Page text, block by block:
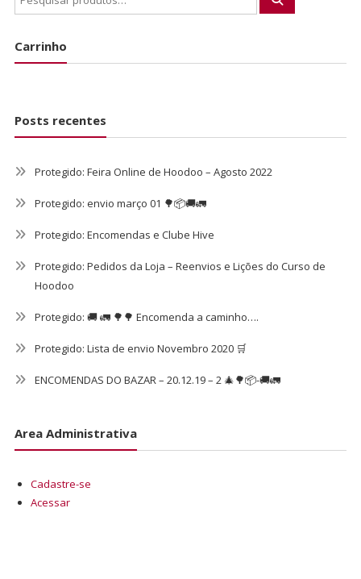
Carrinho
Posts recentes
Protegido: Feira Online de Hoodoo – Agosto 2022
Protegido: envio março 01 🌳📦🚚🚛
Protegido: Encomendas e Clube Hive
Protegido: Pedidos da Loja – Reenvios e Lições do Curso de
Hoodoo
Protegido: 🚚 🚛 🌳🌳 Encomenda a caminho….
Protegido: Lista de envio Novembro 2020 🛒
ENCOMENDAS DO BAZAR – 20.12.19 – 2 🎄🌳📦-🚚🚛
Area Administrativa
Cadastre-se
Acessar